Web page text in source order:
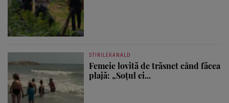
STIRILEKANALD
Femeie lovită de trăsnet când făcea
plajă: „Soțul ei...